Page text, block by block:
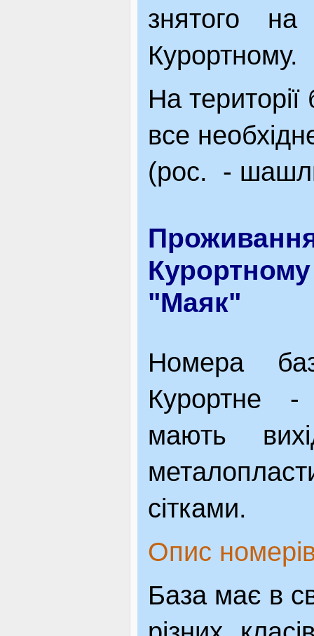
знятого
Курортному.
На
все
(рос. -
Курортному
"Маяк"
Номера
Курортне -
мають
сітками.
Опис
База має в